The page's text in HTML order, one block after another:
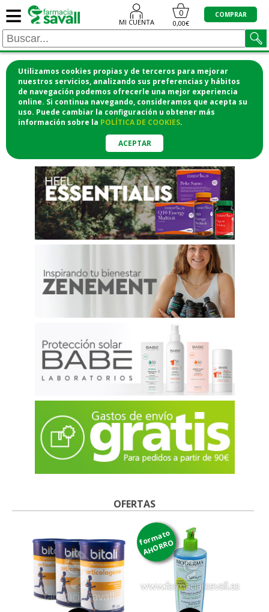
Utilizamos cookies propias y de terceros para mejorar
nuestros servicios, analizando sus preferencias y hábitos
de navegación podemos ofrecerle una mejor experiencia
online. Si continua navegando, consideramos que acepta su
uso. Puede cambiar la configuración u obtener más
información sobre la POLÍTICA DE COOKIES.
ACEPTAR
≡ MI CUENTA
0
0,00€
COMPRAR
¡COMPRA CÓMODAMENTE
DESDE CASA Y RECOGE EN LA
FARMACIA!o si lo prefieres te lo mandamos
a casa
OFERTAS
formato
AHORRO